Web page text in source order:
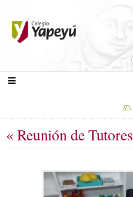
« Reunión de Tutores